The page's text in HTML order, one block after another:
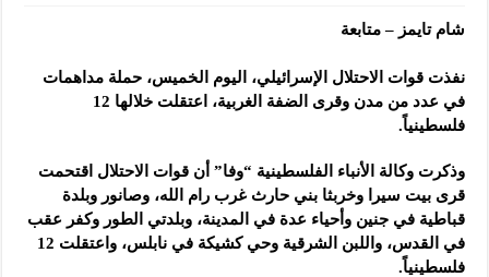
شام تايمز – متابعة
نفذت قوات الاحتلال الإسرائيلي، اليوم الخميس، حملة مداهمات
في عدد من مدن وقرى الضفة الغربية، اعتقلت خلالها 12
فلسطينياً.
وذكرت وكالة الأنباء الفلسطينية “وفا” أن قوات الاحتلال اقتحمت
قرى بيت سيرا وخربثا بني حارث غرب رام الله، وصانور وبلدة
قباطية في جنين وأحياء عدة في المدينة، وبلدتي الطور وكفر عقب
في القدس، واللبن الشرقية وحي كشيكة في نابلس، واعتقلت 12
فلسطينياً.